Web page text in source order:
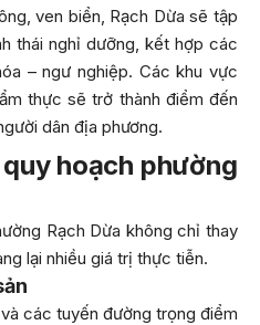
ven biển, Rạch Dừa sẽ tập
thái nghỉ dưỡng, kết hợp các
– ngư nghiệp. Các khu vực
thực sẽ trở thành điểm đến
dân địa phương.
hoạch phường
Rạch Dừa không chỉ thay
lại nhiều giá trị thực tiễn.
các tuyến đường trọng điểm